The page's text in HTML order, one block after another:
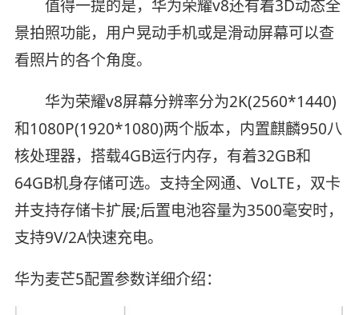
值得一提的是，华为荣耀v8还有着3D动态全
景拍照功能，用户晃动手机或是滑动屏幕可以查
看照片的各个角度。
华为荣耀v8屏幕分辨率分为2K(2560*1440)
和1080P(1920*1080)两个版本，内置麒麟950八
核处理器，搭载4GB运行内存，有着32GB和
64GB机身存储可选。支持全网通、VoLTE，双卡
并支持存储卡扩展;后置电池容量为3500毫安时，
支持9V/2A快速充电。
华为麦芒5配置参数详细介绍：